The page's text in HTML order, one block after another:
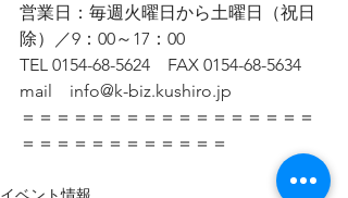
営業日：毎週火曜日から土曜日（祝日
除）／9：00～17：00
TEL 0154-68-5624　FAX 0154-68-5634
mail　info@k-biz.kushiro.jp
＝＝＝＝＝＝＝＝＝＝＝＝＝＝＝＝＝
＝＝＝＝＝＝＝＝＝＝＝＝